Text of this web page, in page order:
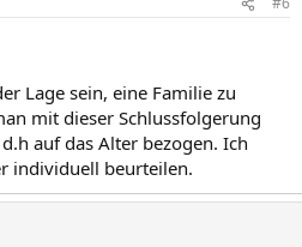
Lage sein, eine Familie zu
mit dieser Schlussfolgerung
auf das Alter bezogen. Ich
individuell beurteilen.